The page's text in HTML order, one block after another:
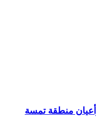
منطقة تمسة